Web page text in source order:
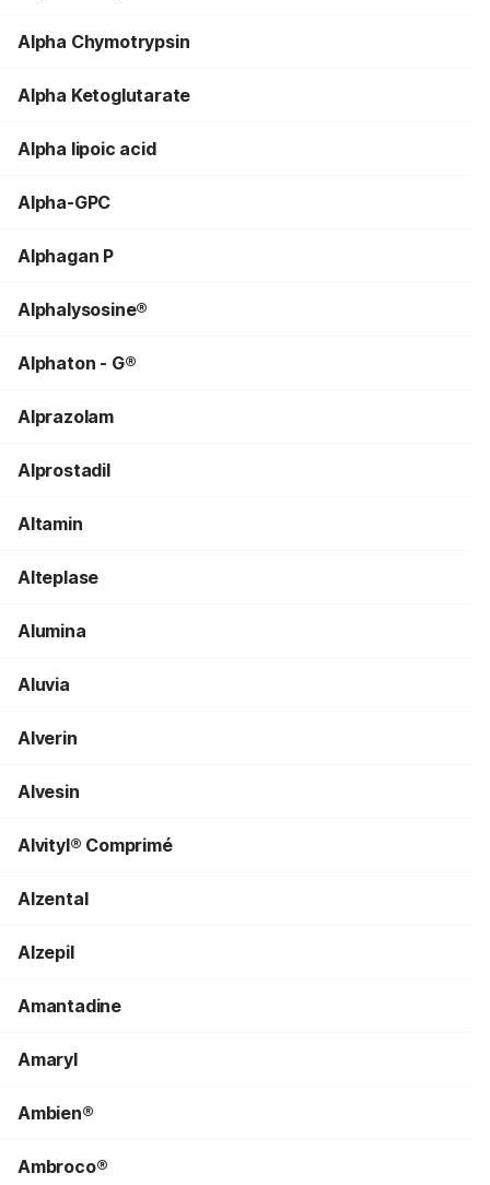
Alpha Chymotrypsin
Alpha Ketoglutarate
Alpha lipoic acid
Alpha-GPC
Alphagan P
Alphalysosine®
Alphaton - G®
Alprazolam
Alprostadil
Altamin
Alteplase
Alumina
Aluvia
Alverin
Alvesin
Alvityl® Comprimé
Alzental
Alzepil
Amantadine
Amaryl
Ambien®
Ambroco®